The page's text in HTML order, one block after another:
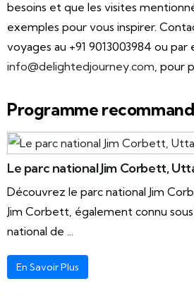
besoins et que les visites
exemples pour vous inspirer.
voyages au +91 9013003984 ou par
info@delightedjourney.com, pour
Programme
Le parc national Jim Corbett,
Découvrez le parc national Jim
Jim Corbett, également connu
national de ...
En Savoir Plus